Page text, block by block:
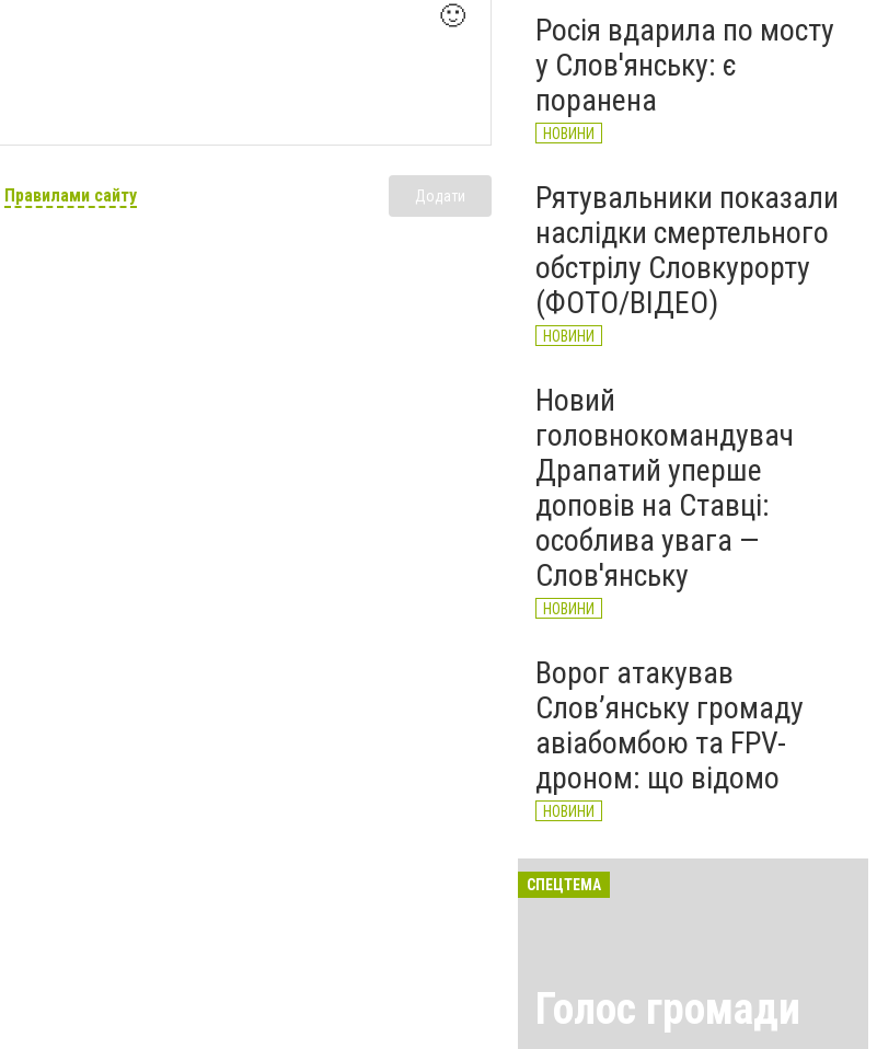
🙂
Правилами сайту Додати
центрі міста (ФОТО)
НОВИНИ
Росія вдарила по мосту
у Слов'янську: є
поранена
НОВИНИ
Рятувальники показали
наслідки смертельного
обстрілу Словкурорту
(ФОТО/ВІДЕО)
НОВИНИ
Новий
головнокомандувач
Драпатий уперше
доповів на Ставці:
особлива увага —
Слов'янську
НОВИНИ
Ворог атакував
Слов’янську громаду
авіабомбою та FPV-
дроном: що відомо
НОВИНИ
СПЕЦТЕМА
Голос громади